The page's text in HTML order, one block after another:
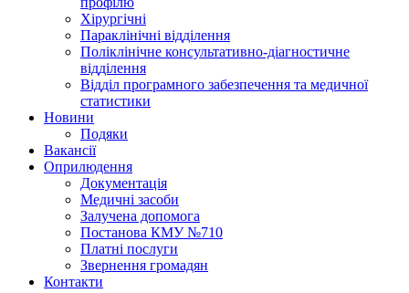
Хірургічні
Параклінічні відділення
Поліклінічне консультативно-діагностичне
відділення
Відділ програмного забезпечення та медичної
статистики
Новини
Подяки
Вакансії
Оприлюдення
Документація
Медичні засоби
Залучена допомога
Постанова КМУ №710
Платні послуги
Звернення громадян
Контакти